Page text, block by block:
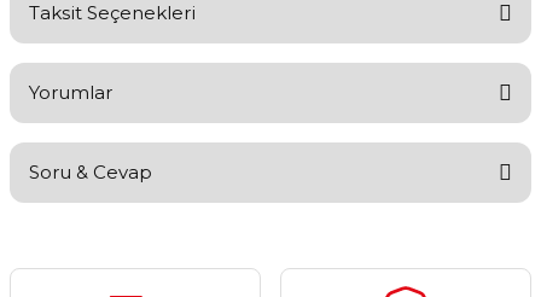
Taksit Seçenekleri
Yorumlar
Yorum Yaz
Soru & Cevap
Ürün hakkında henüz soru sorulmamış.